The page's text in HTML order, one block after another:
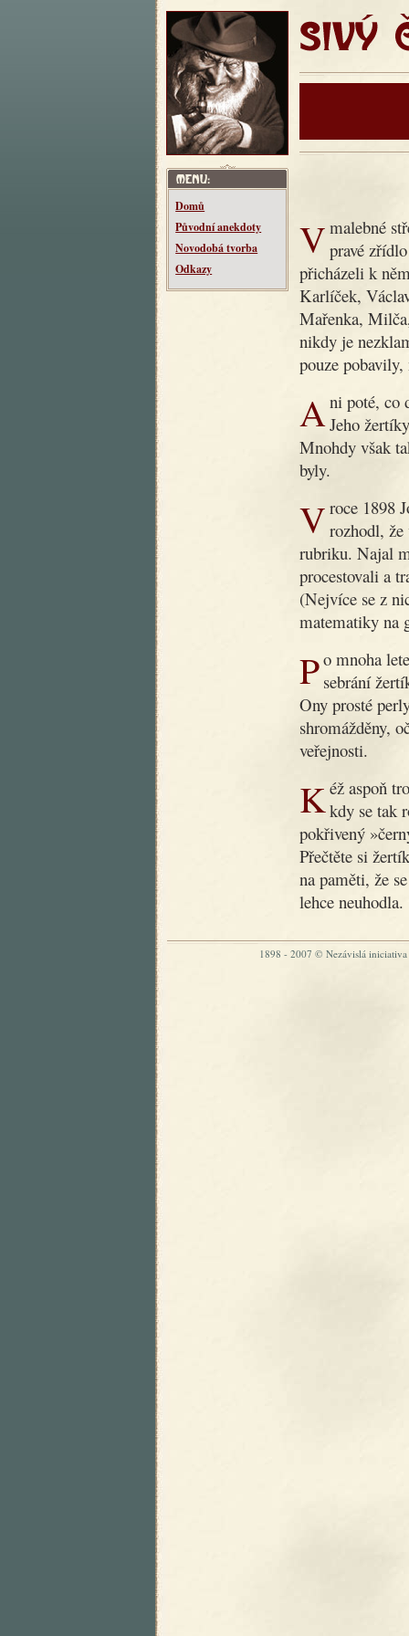
SIVÝ
Domů
Původní anekdoty
Novodobá tvorba
Odkazy
V malebné středočeské vesnici Makotřasy žil kdysi dědeček, pravé
přicházeli k
Karlíček,
Mařenka,
nikdy je
pouze
Ani poté, co dobrý dědoušek zemřel, nezapomnělo se na něj.Jeho
Mnohdy však
byly.
V roce 1898 Jos. R. Vilímek, slovutný český nakladatel, rozhodl,
rubriku. Najal
procestovali a
(Nejvíce se z
matematiky na
Po mnoha letech byla nyní podniknuta nová práce, záležející v sebrání
Ony prosté
shromážděny,
veřejnosti.
Kéž aspoň trochu přispějí k nápravě obecného vkusu v době,kdy se tak
pokřivený
Přečtěte si
na paměti, že
lehce neuhodla.
1898 - 2007 © Nezávislá